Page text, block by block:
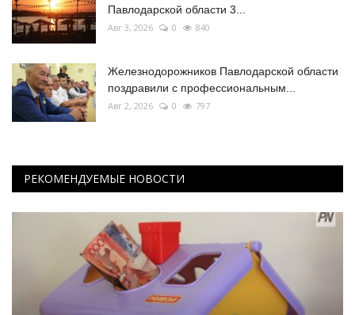
Павлодарской области 3...
Авг 3, 2026 0 840
Железнодорожников Павлодарской области
поздравили с профессиональным...
Авг 2, 2026 0 797
РЕКОМЕНДУЕМЫЕ НОВОСТИ